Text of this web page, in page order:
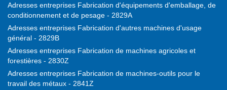
Adresses entreprises Fabrication d'équipements d'emballage, de
conditionnement et de pesage - 2829A
Adresses entreprises Fabrication d'autres machines d'usage
général - 2829B
Adresses entreprises Fabrication de machines agricoles et
forestières - 2830Z
Adresses entreprises Fabrication de machines-outils pour le
travail des métaux - 2841Z